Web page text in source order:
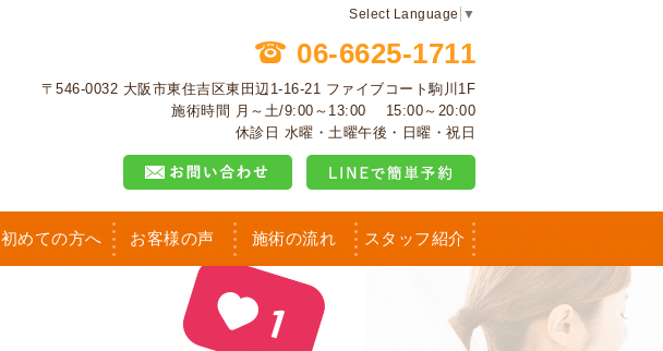
Select Language ▼
06-6625-1711
〒546-0032 大阪市東住吉区東田辺1-16-21 ファイブコート駒川1F
施術時間 月～土/9:00～13:00 15:00～20:00
休診日 水曜・土曜午後・日曜・祝日
初めての方へ お客様の声 施術の流れ スタッフ紹介